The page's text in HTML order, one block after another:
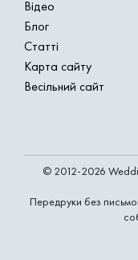
Відео
Блог
Статті
Карта сайту
Весільний сайт
© 2012-2026
Передруки без